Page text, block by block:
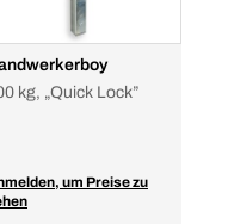
500 kg, „Quick Lock”
um Preise zu